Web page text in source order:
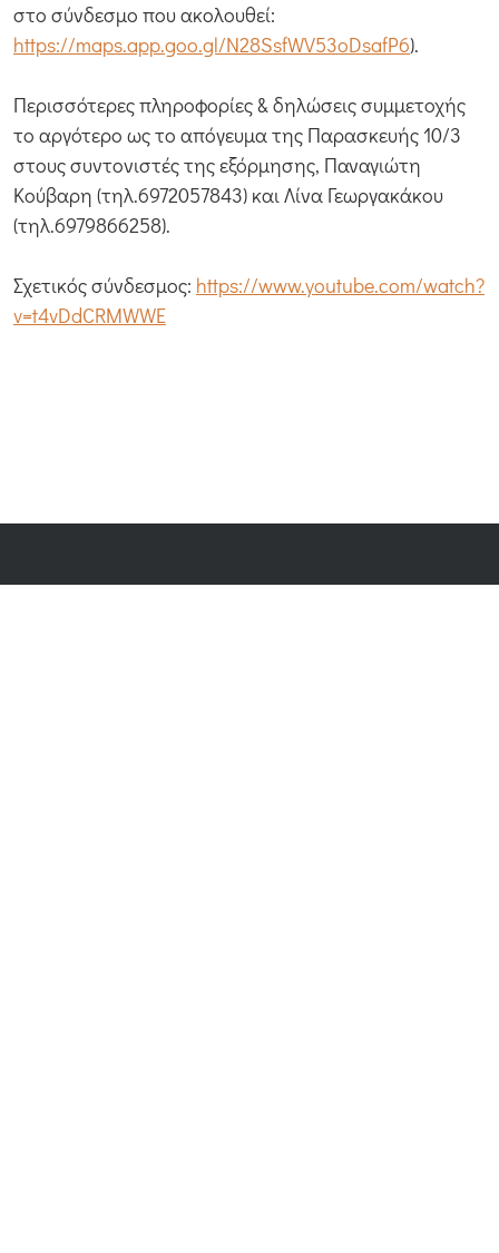
στο σύνδεσμο που ακολουθεί:
https://maps.app.goo.gl/N28SsfWV53oDsafP6).
Περισσότερες πληροφορίες & δηλώσεις συμμετοχής
το αργότερο ως το απόγευμα της Παρασκευής 10/3
στους συντονιστές της εξόρμησης, Παναγιώτη
Κούβαρη (τηλ.6972057843) και Λίνα Γεωργακάκου
(τηλ.6979866258).
Σχετικός σύνδεσμος: https://www.youtube.com/watch?
v=t4vDdCRMWWE